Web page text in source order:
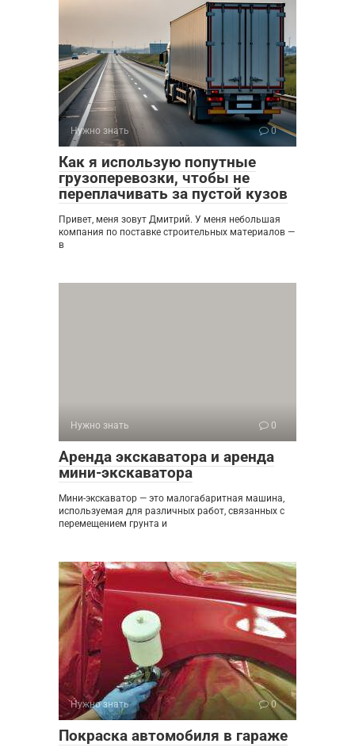
Нужно знать 0
Как я использую попутные
грузоперевозки, чтобы не
переплачивать за пустой кузов
Привет, меня зовут Дмитрий. У меня небольшая
компания по поставке строительных материалов —
в
Нужно знать 0
Аренда экскаватора и аренда
мини-экскаватора
Мини-экскаватор — это малогабаритная машина,
используемая для различных работ, связанных с
перемещением грунта и
Нужно знать 0
Покраска автомобиля в гараже